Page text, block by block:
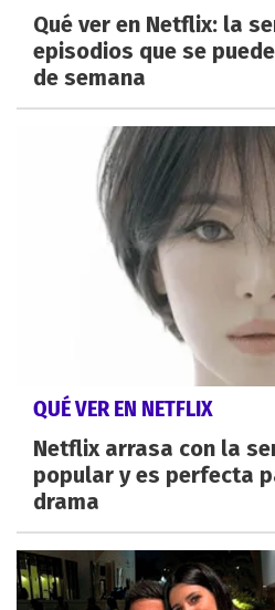
Qué ver en Netflix: la
episodios que se
de semana
QUÉ VER EN NETFLIX
Netflix arrasa con la
popular y es perfecta
drama